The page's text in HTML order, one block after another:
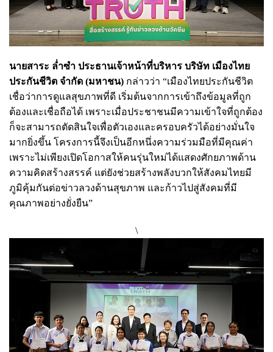
นายสาระ ล่ำซำ ประธานเจ้าหน้าที่บริหาร บริษัท เมืองไทย
ประกันชีวิต จำกัด (มหาชน) กล่าวว่า “เมืองไทยประกันชีวิต
เชื่อว่าการดูแลสุขภาพที่ดี เริ่มต้นจากการเข้าถึงข้อมูลที่ถูก
ต้องและเชื่อถือได้ เพราะเมื่อประชาชนมีความเข้าใจที่ถูกต้อง
ก็จะสามารถตัดสินใจเพื่อตัวเองและครอบครัวได้อย่างมั่นใจ
มากยิ่งขึ้น โครงการนี้จึงเป็นอีกหนึ่งความร่วมมือที่มีคุณค่า
เพราะไม่เพียงเปิดโอกาสให้คนรุ่นใหม่ได้แสดงศักยภาพด้าน
ความคิดสร้างสรรค์ แต่ยังช่วยสร้างพลังบวกให้สังคมไทยมี
ภูมิคุ้มกันต่อข่าวลวงด้านสุขภาพ และก้าวไปสู่สังคมที่มี
คุณภาพอย่างยั่งยืน”
\